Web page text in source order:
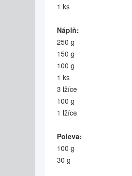
1 ks
Náplň:
250 g
150 g
100 g
1 ks
3 lžíce
100 g
1 lžíce
Poleva:
100 g
30 g